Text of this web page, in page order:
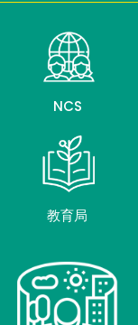
NCS
教育局